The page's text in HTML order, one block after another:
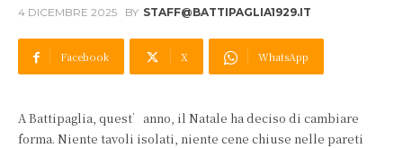
4 DICEMBRE 2025 BY STAFF@BATTIPAGLIA1929.IT
Facebook X WhatsApp
A Battipaglia, quest’anno, il Natale ha deciso di cambiare
forma. Niente tavoli isolati, niente cene chiuse nelle pareti